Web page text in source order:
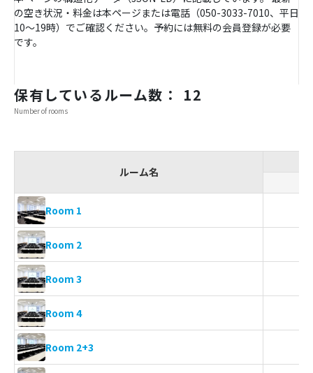
の空き状況・料金は本ページまたは電話（050-3033-7010、平日
10〜19時）でご確認ください。予約には無料の会員登録が必要
です。
保有しているルーム数： 12
Number of rooms
ルーム名
Room 1
Room 2
Room 3
Room 4
Room 2+3